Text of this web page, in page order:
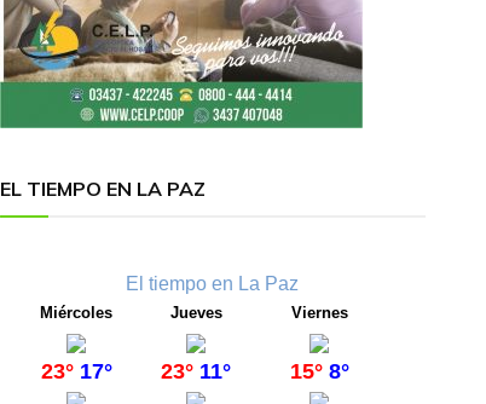
EL TIEMPO EN LA PAZ
El tiempo en La Paz
Miércoles
23° 17°
Jueves
23° 11°
Viernes
15° 8°